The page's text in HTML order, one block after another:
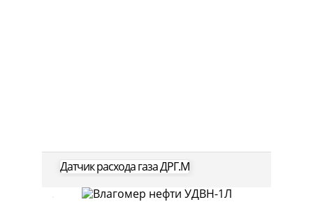
Датчик расхода газа ДРГ.М